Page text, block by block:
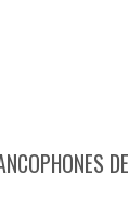
DE